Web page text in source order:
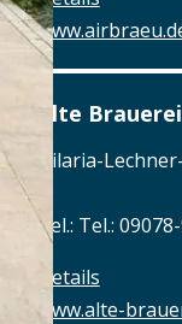
Alte
Hilaria-
Tel.: Tel.:
Details
www.alte-